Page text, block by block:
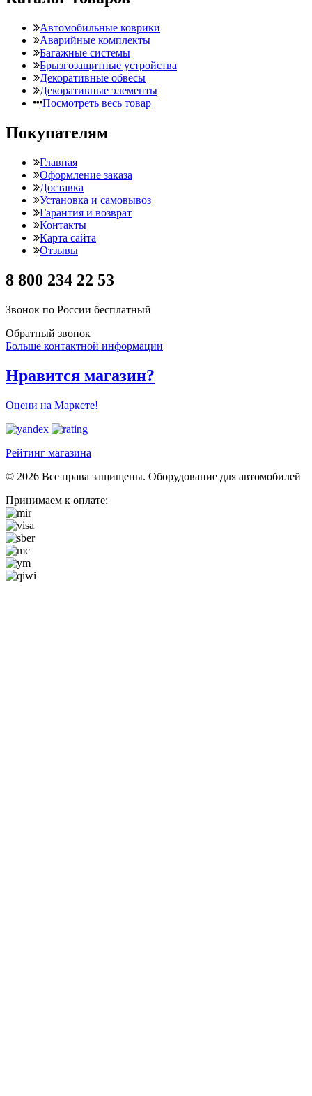
Автомобильные коврики
Аварийные комплекты
Багажные системы
Брызгозащитные устройства
Декоративные обвесы
Декоративные элементы
Посмотреть весь товар
Покупателям
Главная
Оформление заказа
Доставка
Установка и самовывоз
Гарантия и возврат
Контакты
Карта сайта
Отзывы
8 800 234 22 53
Звонок по России бесплатный
Обратный звонок
Больше контактной информации
Нравится магазин?
Оцени на Маркете!
Рейтинг магазина
© 2026 Все права защищены. Оборудование для автомобилей
Принимаем к оплате: